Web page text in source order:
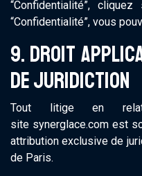
“Confidentialité”,
“Confidentialité”, vous
9. DROIT
DE JURIDICTION
Tout litige en
site synerglace.com est
attribution exclusive de
de Paris.